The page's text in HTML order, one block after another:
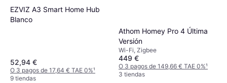
EZVIZ A3 Smart Home Hub
Blanco
52,94 €
O 3 pagos de 17,64 € TAE 0%¹
9 tiendas
Athom Homey Pro 4 Última
Versión
Wi-Fi, Zigbee
449 €
O 3 pagos de 149,66 € TAE 0%¹
3 tiendas